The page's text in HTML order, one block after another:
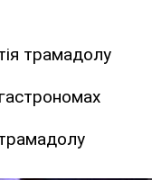
трамадолу